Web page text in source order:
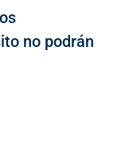
no podrán